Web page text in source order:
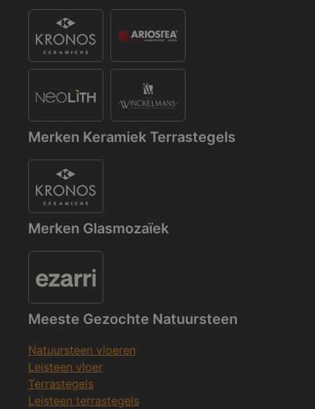
Merken Keramiek Terrastegels
Merken Glasmozaïek
Meeste Gezochte Natuursteen
Natuursteen vloeren
Leisteen vloer
Terrastegels
Leisteen terrastegels